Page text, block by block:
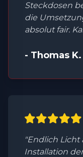
Steckdosen
die
absolut fair.
- Thomas K.
"Endlich Licht
Installation